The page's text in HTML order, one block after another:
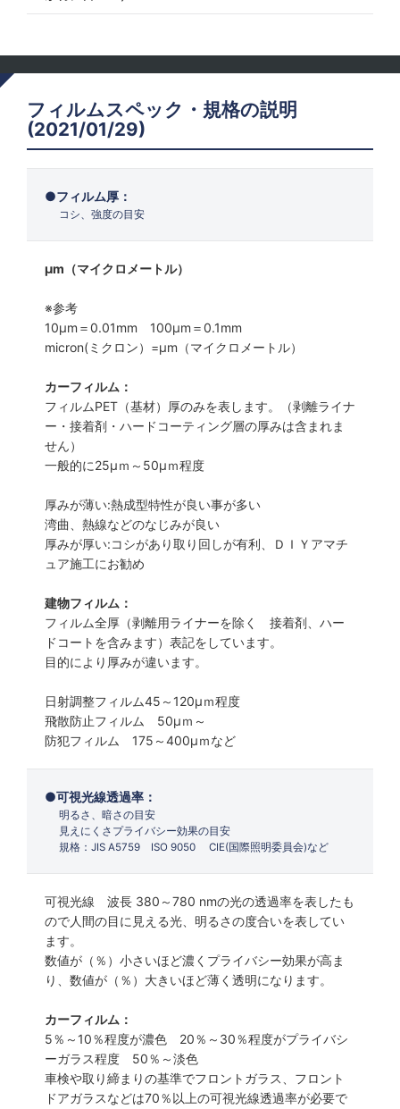
フィルムスペック・規格の説明
(2021/01/29)
フィルム厚：
コシ、強度の目安
μm（マイクロメートル）
※参考
10μm＝0.01mm 100μm＝0.1mm
micron(ミクロン）=µm（マイクロメートル）
カーフィルム：
フィルムPET（基材）厚のみを表します。（剥離ライナ
ー・接着剤・ハードコーティング層の厚みは含まれま
せん）
一般的に25µｍ～50µｍ程度
厚みが薄い:熱成型特性が良い事が多い
湾曲、熱線などのなじみが良い
厚みが厚い:コシがあり取り回しが有利、ＤＩＹアマチ
ュア施工にお勧め
建物フィルム：
フィルム全厚（剥離用ライナーを除く 接着剤、ハー
ドコートを含みます）表記をしています。
目的により厚みが違います。
日射調整フィルム45～120µｍ程度
飛散防止フィルム 50µｍ～
防犯フィルム 175～400µｍなど
可視光線透過率：
明るさ、暗さの目安
見えにくさプライバシー効果の目安
規格：JIS A5759 ISO 9050 CIE(国際照明委員会)など
可視光線 波長 380～780 nmの光の透過率を表したも
ので人間の目に見える光、明るさの度合いを表してい
ます。
数値が（％）小さいほど濃くプライバシー効果が高ま
り、数値が（％）大きいほど薄く透明になります。
カーフィルム：
5％～10％程度が濃色 20％～30％程度がプライバシ
ーガラス程度 50％～淡色
車検や取り締まりの基準でフロントガラス、フロント
ドアガラスなどは70％以上の可視光線透過率が必要で